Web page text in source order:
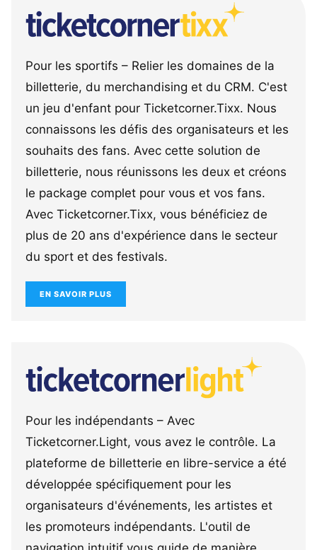
Pour les sportifs – Relier les domaines de la
billetterie, du merchandising et du CRM. C'est
un jeu d'enfant pour Ticketcorner.Tixx. Nous
connaissons les défis des organisateurs et les
souhaits des fans. Avec cette solution de
billetterie, nous réunissons les deux et créons
le package complet pour vous et vos fans.
Avec Ticketcorner.Tixx, vous bénéficiez de
plus de 20 ans d'expérience dans le secteur
du sport et des festivals.
EN SAVOIR PLUS
Pour les indépendants – Avec
Ticketcorner.Light, vous avez le contrôle. La
plateforme de billetterie en libre-service a été
développée spécifiquement pour les
organisateurs d'événements, les artistes et
les promoteurs indépendants. L'outil de